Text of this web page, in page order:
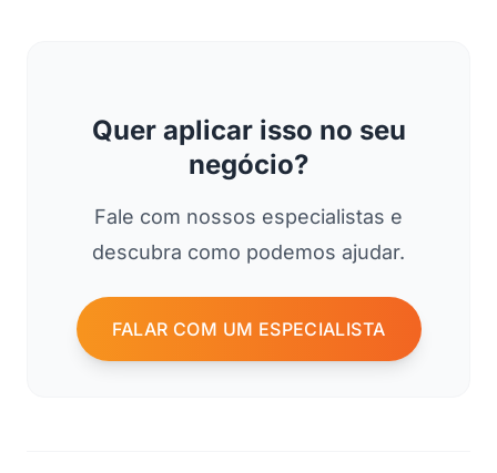
Quer aplicar isso no seu
negócio?
Fale com nossos especialistas e
descubra como podemos ajudar.
FALAR COM UM ESPECIALISTA